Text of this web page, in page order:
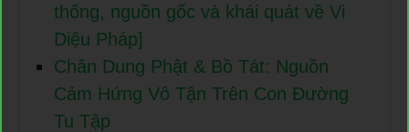
thống, nguồn gốc và khái quát về Vi
Diệu Pháp]
Chân Dung Phật & Bồ Tát: Nguồn
Cảm Hứng Vô Tận Trên Con Đường
Tu Tập